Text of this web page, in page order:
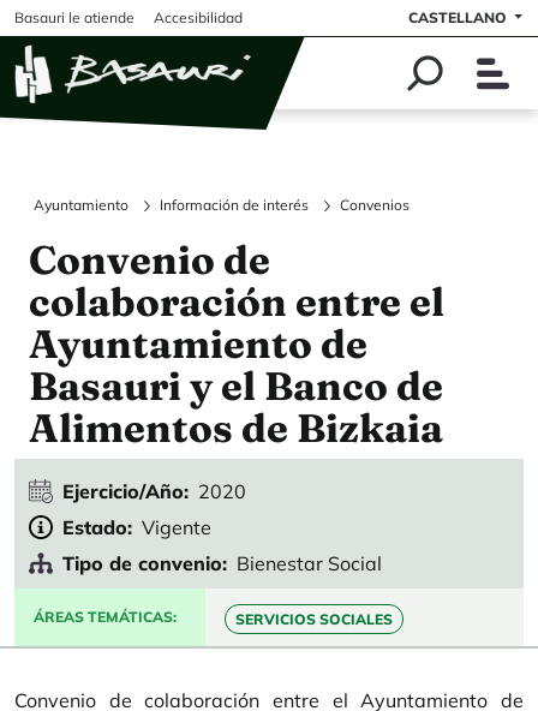
Pasar al contenido principal
Basauri le atiende Accesibilidad CASTELLANO
Ayuntamiento Información de interés Convenios
Convenio de
colaboración entre el
Ayuntamiento de
Basauri y el Banco de
Alimentos de Bizkaia
Ejercicio/Año
2020
Estado
Vigente
Tipo de convenio
Bienestar Social
ÁREAS TEMÁTICAS SERVICIOS SOCIALES
Convenio de colaboración entre el Ayuntamiento de